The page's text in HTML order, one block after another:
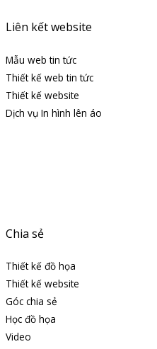
Liên kết website
Mẫu web tin tức
Thiết kế web tin tức
Thiết kế website
Dịch vụ In hình lên áo
Chia sẻ
Thiết kế đồ họa
Thiết kế website
Góc chia sẻ
Học đồ họa
Video